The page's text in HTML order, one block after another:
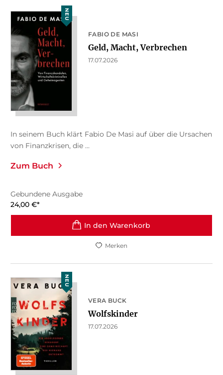
NEU
FABIO DE MASI
Geld, Macht, Verbrechen
17.07.2026
In seinem Buch klärt Fabio De Masi auf über die Ursachen
von Finanzkrisen, die ...
Zum Buch
Gebundene Ausgabe
24,00 €*
In den Warenkorb
Merken
NEU
VERA BUCK
Wolfskinder
17.07.2026